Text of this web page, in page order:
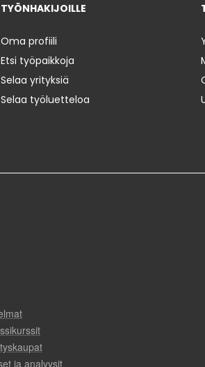
TYÖNHAKIJOILLE
Oma profiili
Etsi työpaikkoja
Selaa yrityksiä
Selaa työluetteloa